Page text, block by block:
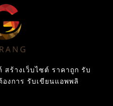
สร้างเว็บไซต์ ราคาถูก รับ
งการ รับเขียนแอพพลิ